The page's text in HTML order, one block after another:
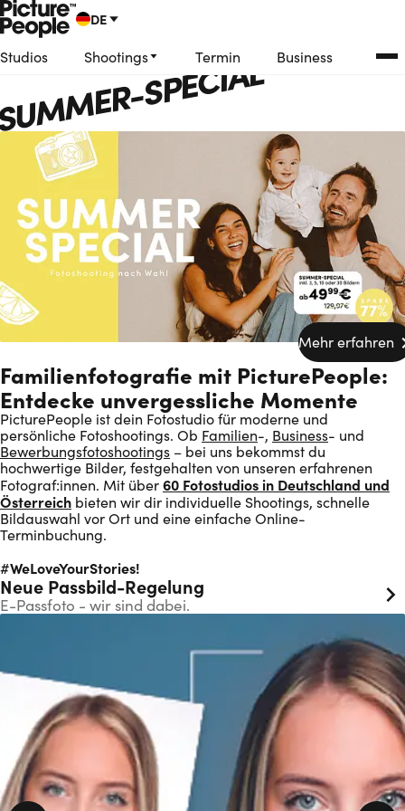
DE
Englisch
Deutsch
Niederländisch
Studios Shootings Termin Business
SPECIAL
Mehr erfahren
Familienfotografie mit PicturePeople:
Entdecke unvergessliche Momente
PicturePeople ist dein Fotostudio für moderne und
persönliche Fotoshootings. Ob Familien-, Business- und
Bewerbungsfotoshootings – bei uns bekommst du
hochwertige Bilder, festgehalten von unseren erfahrenen
Fotograf:innen. Mit über60 Fotostudios in Deutschland und
Österreich bieten wir dir individuelle Shootings, schnelle
Bildauswahl vor Ort und eine einfache Online-
Terminbuchung.
#WeLoveYourStories!
Neue Passbild-Regelung
E-Passfoto - wir sind dabei.